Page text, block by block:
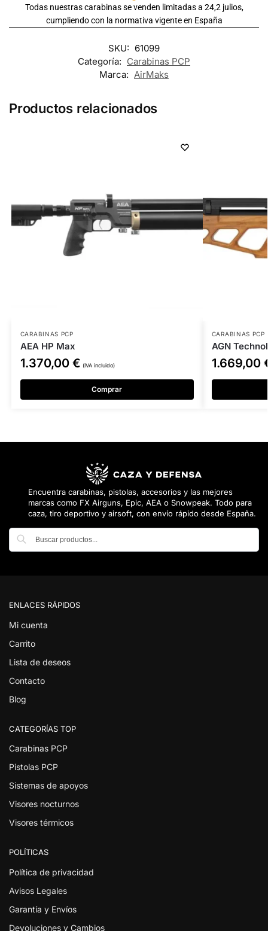
Todas nuestras carabinas se venden limitadas a 24,2 julios,
cumpliendo con la normativa vigente en España
SKU: 61099
Categoría: Carabinas PCP
Marca: AirMaks
Productos relacionados
CARABINAS PCP
AEA HP Max
1.370,00 € (IVA incluido)
Comprar
CARABINAS PCP
AGN
1.669,00
Encuentra carabinas, pistolas, accesorios y las mejores
marcas como FX Airguns, Epic, AEA o Snowpeak. Todo para
caza, tiro deportivo y airsoft, con envío rápido desde España.
ENLACES RÁPIDOS
Mi cuenta
Carrito
Lista de deseos
Contacto
Blog
CATEGORÍAS TOP
Carabinas PCP
Pistolas PCP
Sistemas de apoyos
Visores nocturnos
Visores térmicos
POLÍTICAS
Política de privacidad
Avisos Legales
Garantía y Envíos
Devoluciones y Cambios